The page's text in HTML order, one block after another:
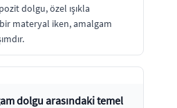
dolgu, özel ışıkla
materyal iken, amalgam
dolgu arasındaki temel